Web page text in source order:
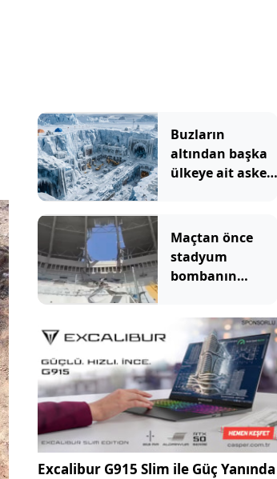
Buzların
altından başka
ülkeye ait askeri
Maçtan önce
stadyum
bombanın
ve yaralılar var
Excalibur G915 Slim ile Güç Yanında